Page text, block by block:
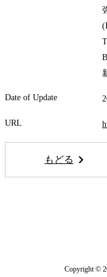
Date of Update
URL
もどる
Copyright ©